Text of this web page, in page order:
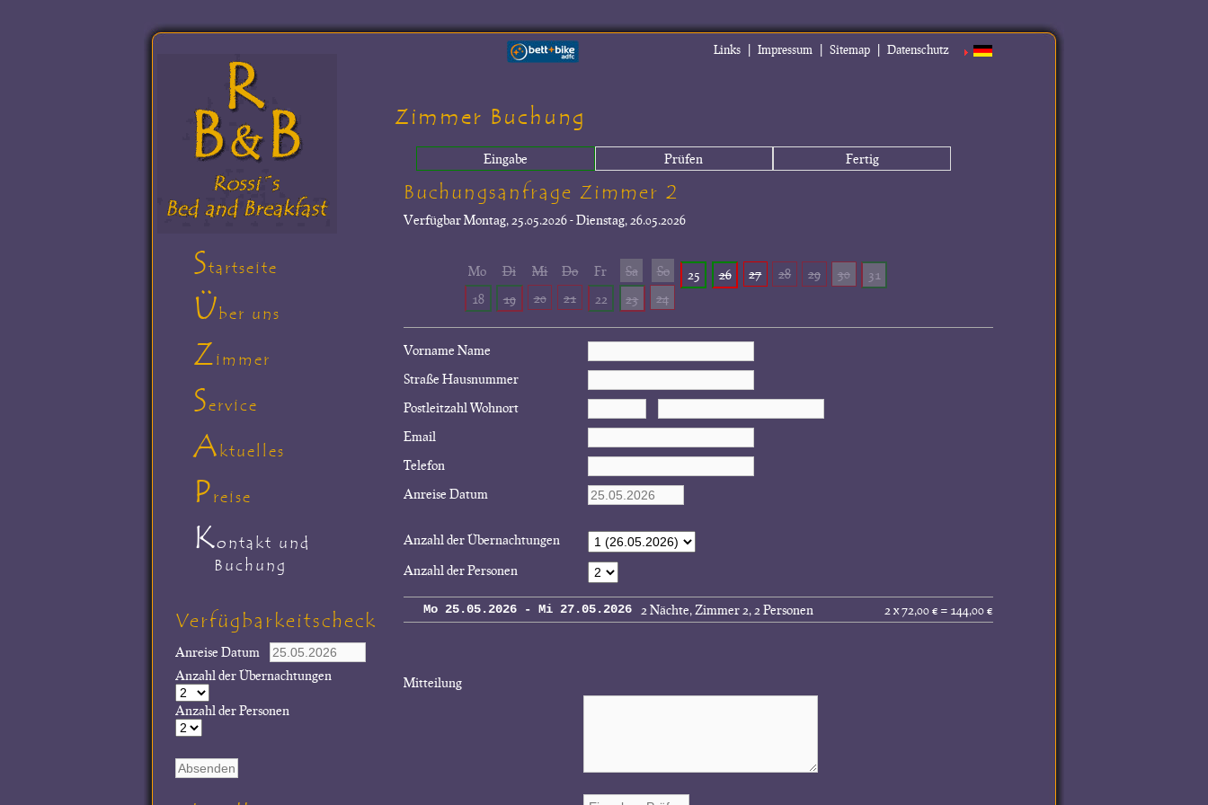
Links | Impressum | Sitemap | Datenschutz
Zimmer Buchung
Eingabe Prüfen Fertig
Buchungsanfrage Zimmer 2
VerfügbarMontag, 25.05.2026 - Dienstag, 26.05.2026
Mo
18
Di
19
Mi
20
Do
21
Fr
22
Sa
23
So
24
25 26 27 28 29 30 31
Vorname Name
Straße Hausnummer
Postleitzahl Wohnort
Email
Telefon
Anreise Datum
Anzahl der Übernachtungen
Anzahl der Personen
2 Nächte, Zimmer 2, 2 Personen 2 x 72,00 € = 144,00 €
Mo 25.05.2026 - Mi 27.05.2026
(inkl.
Mitteilung
Startseite
Über uns
Zimmer
Service
Aktuelles
Preise
Kontakt und
Buchung
Verfügbarkeitscheck
Anreise Datum
Anzahl der Übernachtungen
Anzahl der Personen